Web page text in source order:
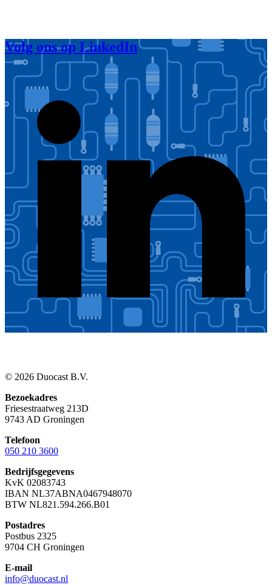
Volg ons op LinkedIn
© 2026 Duocast B.V.
Bezoekadres
Friesestraatweg 213D
9743 AD Groningen
Telefoon
050 210 3600
Bedrijfsgegevens
KvK 02083743
IBAN NL37ABNA0467948070
BTW NL821.594.266.B01
Postadres
Postbus 2325
9704 CH Groningen
E-mail
info@duocast.nl